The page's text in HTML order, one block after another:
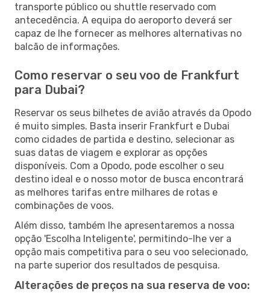
transporte público ou shuttle reservado com
antecedência. A equipa do aeroporto deverá ser
capaz de lhe fornecer as melhores alternativas no
balcão de informações.
Como reservar o seu voo de Frankfurt
para Dubai?
Reservar os seus bilhetes de avião através da Opodo
é muito simples. Basta inserir Frankfurt e Dubai
como cidades de partida e destino, selecionar as
suas datas de viagem e explorar as opções
disponíveis. Com a Opodo, pode escolher o seu
destino ideal e o nosso motor de busca encontrará
as melhores tarifas entre milhares de rotas e
combinações de voos.
Além disso, também lhe apresentaremos a nossa
opção 'Escolha Inteligente', permitindo-lhe ver a
opção mais competitiva para o seu voo selecionado,
na parte superior dos resultados de pesquisa.
Alterações de preços na sua reserva de voo: